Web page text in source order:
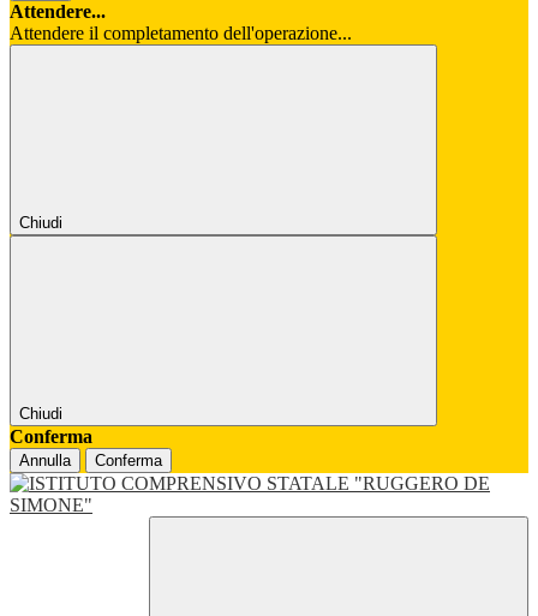
Attendere...
Attendere il completamento dell'operazione...
Chiudi
Chiudi
Conferma
Annulla Conferma